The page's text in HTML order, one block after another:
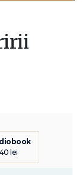
lei